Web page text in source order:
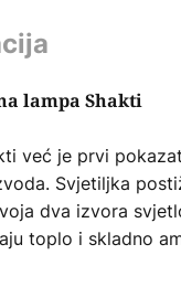
lampa Shakti
već je prvi
Svjetiljka
dva izvora
toplo i skladno
vizualni vrhunac,